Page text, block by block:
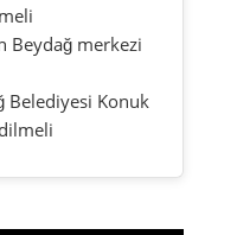
Beydağ merkezi
Belediyesi Konuk